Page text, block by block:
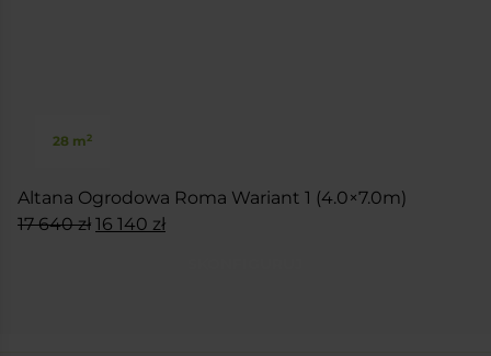
28 m2
Altana Ogrodowa Roma Wariant 1 (4.0×7.0m)
17 640zł Pierwotna
16 140 złAktualna